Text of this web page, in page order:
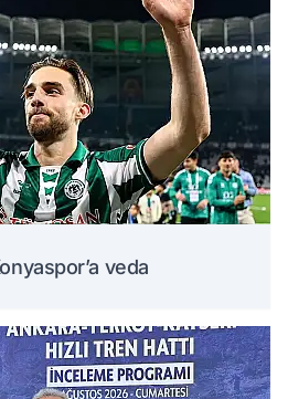
veda